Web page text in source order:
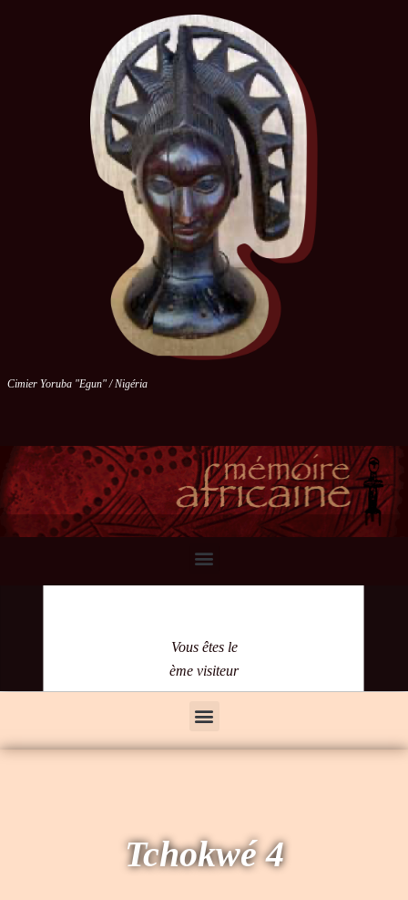
Cimier Yoruba "Egun" / Nigéria
Vous êtes le
ème visiteur
Tchokwé 4